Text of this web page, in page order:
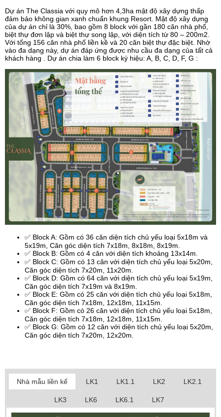
Dự án The Classia với quy mô hơn 4,3ha mật độ xây dựng thấp
đảm bảo không gian xanh chuẩn khung Resort. Mật độ xây dựng
của dự án chỉ là 30%, bao gồm 8 block với gần 180 căn nhà phố,
biệt thự đơn lập và biệt thự song lập, với diện tích từ 80 – 200m2.
Với tổng 156 căn nhà phố liền kề và 20 căn biệt thự đặc biệt. Nhờ
vào đa dạng này, dự án đáp ứng được nhu cầu đa dạng của tất cả
khách hàng . Dự án chia làm 6 block ký hiệu: A, B, C, D, F, G :
✅ Block A: Gồm có 36 căn diện tích chủ yếu loại 5x18m và
5x19m, Căn góc diện tích 7x18m, 8x18m, 8x19m.
✅ Block B: Gồm có 4 căn với diện tích khoảng 13x14m.
✅ Block C: Gồm có 13 căn với diện tích chủ yếu loại 5x20m,
Căn góc diện tích 7x20m, 11x20m.
✅ Block D: Gồm có 64 căn với diện tích chủ yếu loại 5x19m,
Căn góc diện tích 7x19m và 8x19m.
✅ Block E: Gồm có 25 căn với diện tích chủ yếu loại 5x18m,
Căn góc diện tích 7x18m, 12x18m, 11x15m.
✅ Block F: Gồm có 26 căn với diện tích chủ yếu loại 5x18m,
Căn góc diện tích 7x18m, 12x18m, 11x15m.
✅ Block G: Gồm có 12 căn với diện tích chủ yếu loại 5x20m,
Căn góc diện tích 7x20m, 12x20m.
Nhà mẫu liền kế LK1 LK1.1 LK2 LK2.1
LK3 LK6 LK6.1 LK7